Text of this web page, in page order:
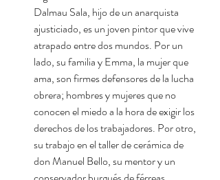
Dalmau Sala, hijo de un anarquista
ajusticiado, es un joven pintor que vive
atrapado entre dos mundos. Por un
lado, su familia y Emma, la mujer que
ama, son firmes defensores de la lucha
obrera; hombres y mujeres que no
conocen el miedo a la hora de exigir los
derechos de los trabajadores. Por otro,
su trabajo en el taller de cerámica de
don Manuel Bello, su mentor y un